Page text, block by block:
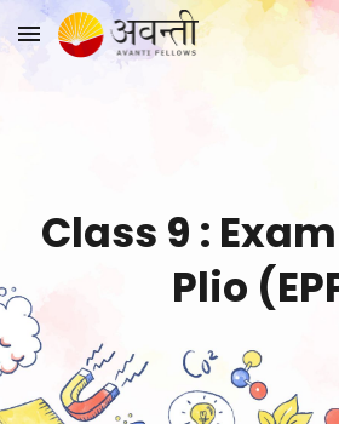
Skip to main content
Class 9 :
Plio